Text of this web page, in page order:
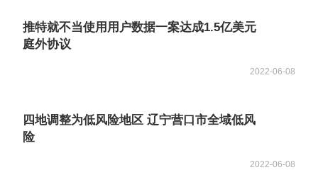
推特就不当使用用户数据一案达成1.5亿美元
庭外协议
2022-06-08
四地调整为低风险地区 辽宁营口市全域低风
险
2022-06-08